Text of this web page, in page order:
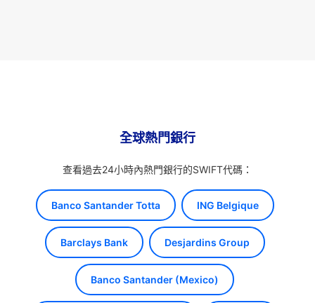
全球熱門銀行
查看過去24小時內熱門銀行的SWIFT代碼：
Banco Santander Totta ING Belgique
Barclays Bank Desjardins Group
Banco Santander (Mexico)